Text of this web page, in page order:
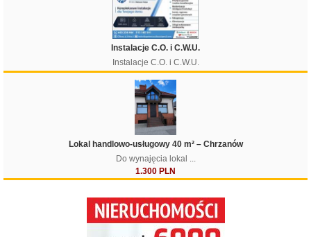
Instalacje C.O. i C.W.U.
Instalacje C.O. i C.W.U.
Lokal handlowo-usługowy 40 m² – Chrzanów
Do wynajęcia lokal ...
1.300 PLN